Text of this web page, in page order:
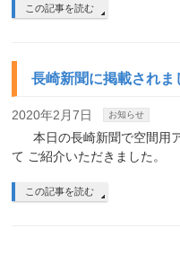
この記事を読む
長崎新聞に掲載されま
2020年2月7日 お知らせ
本日の長崎新聞で空間用
て ご紹介いただきました。
この記事を読む